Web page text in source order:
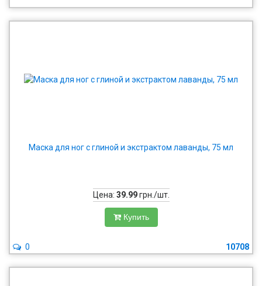
Маска для ног с глиной и экстрактом лаванды, 75 мл
Цена: 39.99грн./шт.
Купить
10708
0